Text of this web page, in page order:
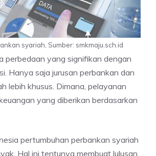
syariah, Sumber: smkmaju.sch.id
perbedaan yang signifikan dengan
Hanya saja jurusan perbankan dan
lebih khusus. Dimana, pelayanan
yang diberikan berdasarkan
pertumbuhan perbankan syariah
Hal ini tentunya membuat lulusan